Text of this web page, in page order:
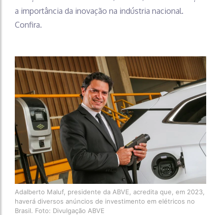
a importância da inovação na indústria nacional.
Confira.
Adalberto Maluf, presidente da ABVE, acredita que, em 2023,
haverá diversos anúncios de investimento em elétricos no
Brasil. Foto: Divulgação ABVE